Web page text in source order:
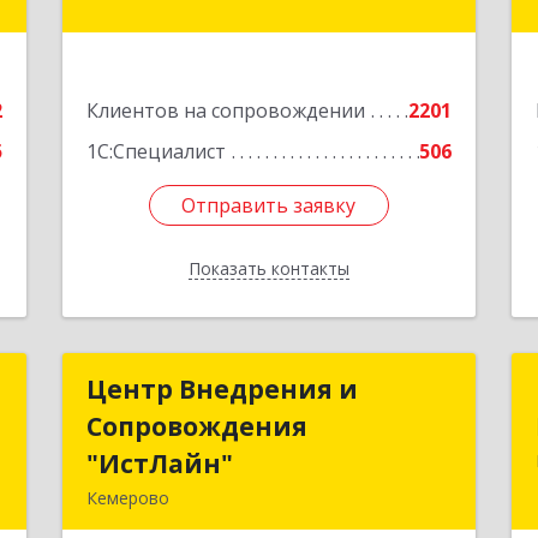
Клиентов на сопровождении
2201
1С:Специалист
506
Отправить заявку
Показать контакты
Подробнее
Отправить заявку
Назад
Центр Внедрения и
Сопровождения
"ИстЛайн"
Кемерово
Центр Внедрения и
Сопровождения